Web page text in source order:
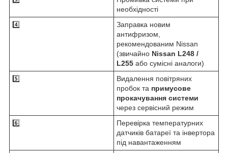
необхідності
4️⃣
Заправка новим
антифризом,
рекомендованим Nissan
(звичайно Nissan L248 /
L255 або сумісні аналоги)
5️⃣
Видалення повітряних
пробок та примусове
прокачування системи
через сервісний режим
6️⃣
Перевірка температурних
датчиків батареї та інвертора
під навантаженням